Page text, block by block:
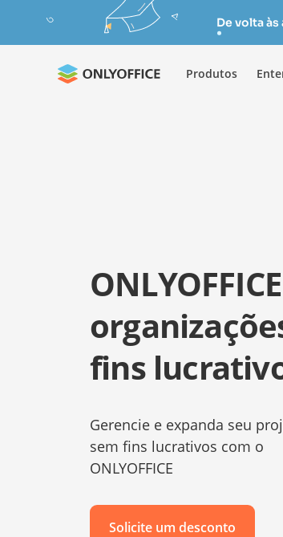
De volta às
Produtos
fins
Gerencie e expanda seu
sem fins lucrativos com o
ONLYOFFICE
Solicite um desconto